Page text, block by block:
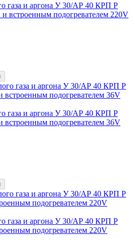
газа и аргона У 30/АР 40 КРП Р
встроенным подогревателем 220V
газа и аргона У 30/АР 40 КРП Р
встроенным подогревателем 36V
газа и аргона У 30/АР 40 КРП Р
подогревателем 220V